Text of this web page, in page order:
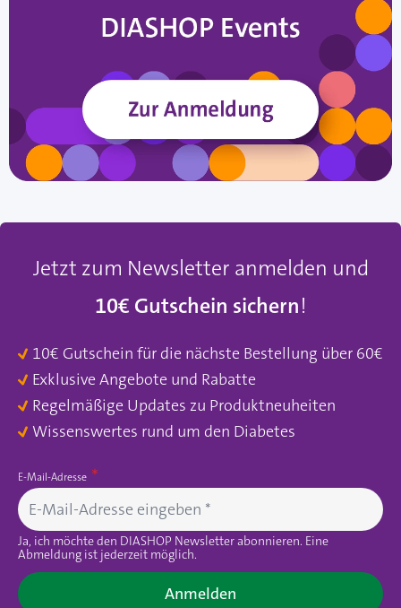
Jetzt zum Newsletter anmelden und
10€ Gutschein sichern!
10€ Gutschein für die nächste Bestellung über 60€
Exklusive Angebote und Rabatte
Regelmäßige Updates zu Produktneuheiten
Wissenswertes rund um den Diabetes
E-Mail-Adresse
Ja, ich möchte den DIASHOP Newsletter abonnieren. Eine
Abmeldung ist jederzeit möglich.
Anmelden